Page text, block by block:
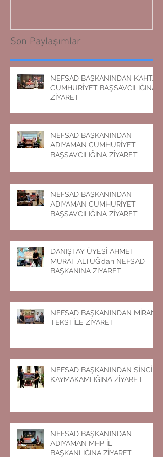
Son Paylaşımlar
NEFSAD BAŞKANINDAN KAHTA
CUMHURİYET BAŞSAVCILIĞINA
ZİYARET
NEFSAD BAŞKANINDAN
ADIYAMAN CUMHURİYET
BAŞSAVCILIĞINA ZİYARET
NEFSAD BAŞKANINDAN
ADIYAMAN CUMHURİYET
BAŞSAVCILIĞINA ZİYARET
DANIŞTAY ÜYESİ AHMET
MURAT ALTUĞ’dan NEFSAD
BAŞKANINA ZİYARET
NEFSAD BAŞKANINDAN MİRAN
TEKSTİLE ZİYARET
NEFSAD BAŞKANINDAN SİNCİK
KAYMAKAMLIĞINA ZİYARET
NEFSAD BAŞKANINDAN
ADIYAMAN MHP İL
BAŞKANLIĞINA ZİYARET